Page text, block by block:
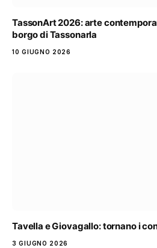
TassonArt 2026: arte
borgo di Tassonarla
10 GIUGNO 2026
Tavella e Giovagallo: tornano i
3 GIUGNO 2026